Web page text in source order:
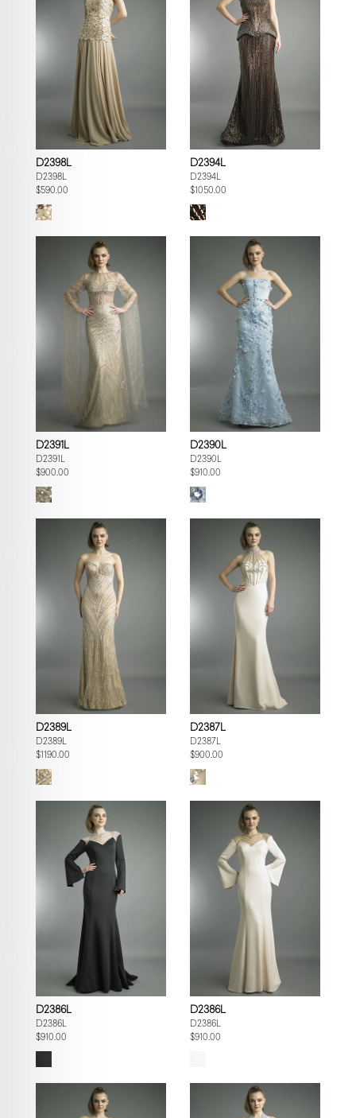
D2398L
D2398L
$590.00
D2394L
D2394L
$1050.00
D2391L
D2391L
$900.00
D2390L
D2390L
$910.00
D2389L
D2389L
$1190.00
D2387L
D2387L
$900.00
D2386L
D2386L
$910.00
D2386L
D2386L
$910.00